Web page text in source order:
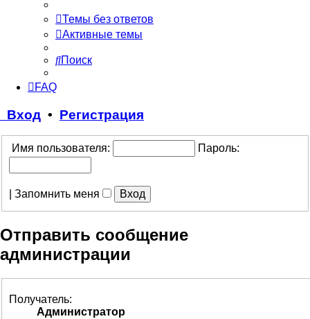
Темы без ответов
Активные темы
Поиск
FAQ
Вход • Регистрация
Имя пользователя: Пароль:
Запомнить меня
Отправить сообщение
администрации
Получатель:
Администратор